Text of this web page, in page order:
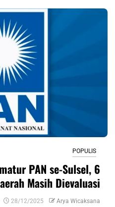
POPULIS
PAN se-Sulsel, 6
Masih Dievaluasi
28/12/2025 Arya Wicaksana